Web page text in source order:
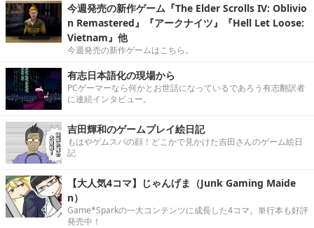
今週発売の新作ゲーム『The Elder Scrolls IV: Oblivio
n Remastered』『アークナイツ』『Hell Let Loose:
Vietnam』他
今週発売の新作ゲームはこちら。
有志日本語化の現場から
PCゲーマーなら何かとお世話になっているであろう有志翻訳者
に連続インタビュー。
吉田輝和のゲームプレイ絵日記
もはやゲムスパの顔！どこかで見かけた吉田さんのゲーム絵日
記
【大人気4コマ】じゃんげま（Junk Gaming Maide
n）
Game*Sparkの一大コンテンツに成長した4コマ。単行本も好評
発売中！